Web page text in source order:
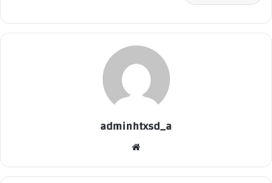
adminhtxsd_a